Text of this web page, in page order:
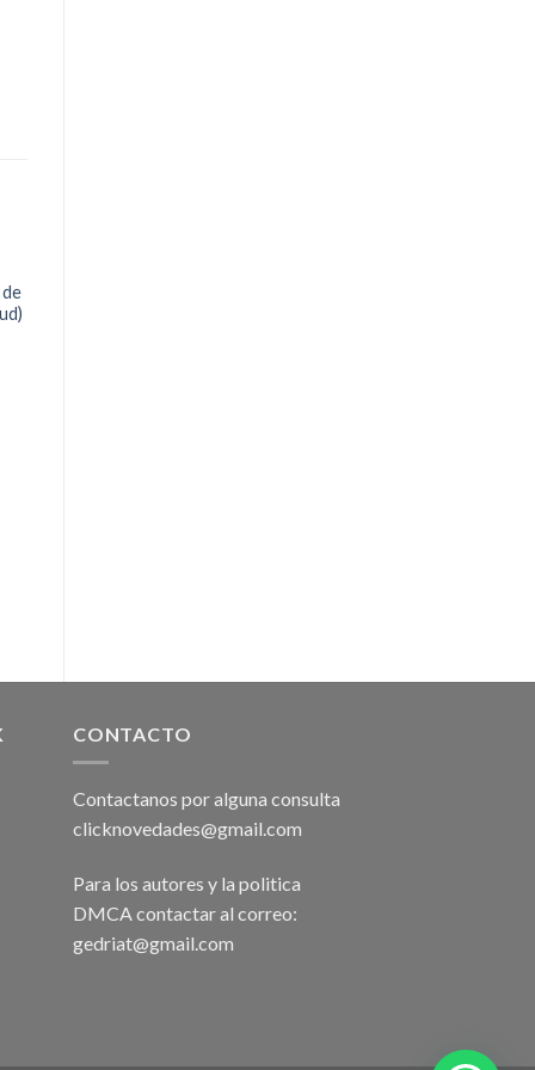
CONTACTO
Contactanos por alguna consulta
clicknovedades@gmail.com
Para los autores y la politica
DMCA contactar al correo:
gedriat@gmail.com